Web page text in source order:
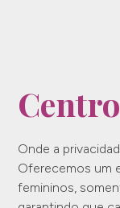
Onde a
Oferecemos um
femininos,